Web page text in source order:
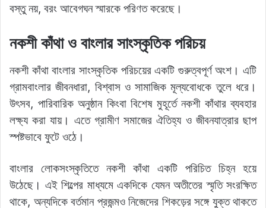
বস্তু নয়, বরং আবেগঘন স্মারকে পরিণত করেছে।
নকশী কাঁথা ও বাংলার সাংস্কৃতিক পরিচয়
নকশী কাঁথা বাংলার সাংস্কৃতিক পরিচয়ের একটি গুরুত্বপূর্ণ অংশ। এটি
গ্রামবাংলার জীবনধারা, বিশ্বাস ও সামাজিক মূল্যবোধকে তুলে ধরে।
উৎসব, পারিবারিক অনুষ্ঠান কিংবা বিশেষ মুহূর্তে নকশী কাঁথার ব্যবহার
লক্ষ্য করা যায়। এতে গ্রামীণ সমাজের ঐতিহ্য ও জীবনযাত্রার ছাপ
স্পষ্টভাবে ফুটে ওঠে।
বাংলার লোকসংস্কৃতিতে নকশী কাঁথা একটি পরিচিত চিহ্ন হয়ে
উঠেছে। এই শিল্পের মাধ্যমে একদিকে যেমন অতীতের স্মৃতি সংরক্ষিত
থাকে, অন্যদিকে বর্তমান প্রজন্মও নিজেদের শিকড়ের সঙ্গে যুক্ত থাকতে